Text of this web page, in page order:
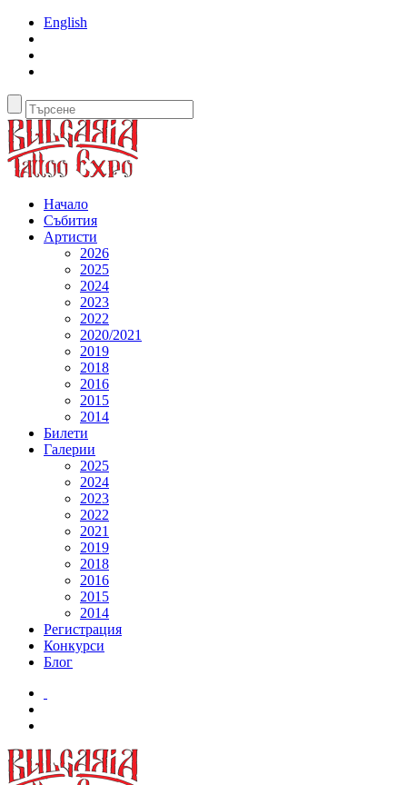
English
Начало
Събития
Артисти
2026
2025
2024
2023
2022
2020/2021
2019
2018
2016
2015
2014
Билети
Галерии
2025
2024
2023
2022
2021
2019
2018
2016
2015
2014
Регистрация
Конкурси
Блог